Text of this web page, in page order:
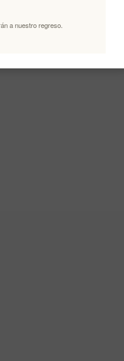
2 3 4
a nuestro regreso.